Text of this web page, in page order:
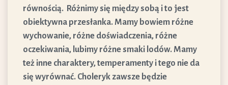
równością. Różnimy się między sobą i to jest
obiektywna przesłanka. Mamy bowiem różne
wychowanie, różne doświadczenia, różne
oczekiwania, lubimy różne smaki lodów. Mamy
też inne charaktery, temperamenty i tego nie da
się wyrównać. Choleryk zawsze będzie